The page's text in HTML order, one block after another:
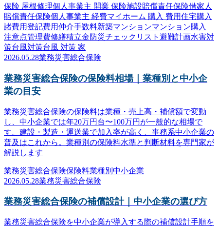
保険 屋根修理個人事業主 開業 保険施設賠償責任保険借家人
賠償責任保険個人事業主 経費マイホーム 購入 費用住宅購入
諸費用登記費用仲介手数料新築マンションマンション購入
注意点管理費修繕積立金防災チェックリスト 避難計画水害対
策台風対策台風 対策 家
2026.05.28業務災害総合保険
業務災害総合保険の保険料相場｜業種別と中小企
業の目安
業務災害総合保険の保険料は業種・売上高・補償額で変動
し、中小企業では年20万円台〜100万円が一般的な相場で
す。建設・製造・運送業で加入率が高く、事務系中小企業の
普及はこれから。業種別の保険料水準と判断材料を専門家が
解説します
業務災害総合保険保険料業種別 中小企業
2026.05.28業務災害総合保険
業務災害総合保険の補償設計｜中小企業の選び方
業務災害総合保険を中小企業が導入する際の補償設計手順を